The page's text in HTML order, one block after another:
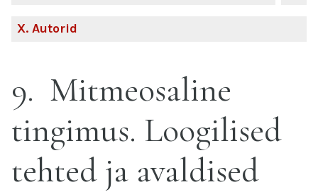
X. Autorid
9 Mitmeosaline
tingimus. Loogilised
tehted ja avaldised